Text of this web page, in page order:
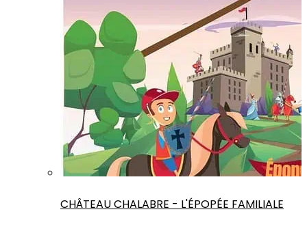
CHÂTEAU CHALABRE - L'ÉPOPÉE FAMILIALE